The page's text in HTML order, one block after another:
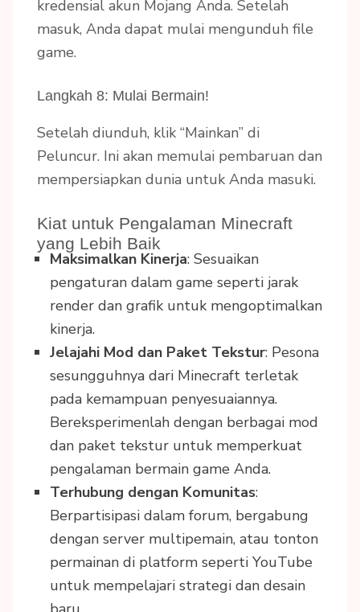
kredensial akun Mojang Anda. Setelah
masuk, Anda dapat mulai mengunduh file
game.
Langkah 8: Mulai Bermain!
Setelah diunduh, klik “Mainkan” di
Peluncur. Ini akan memulai pembaruan dan
mempersiapkan dunia untuk Anda masuki.
Kiat untuk Pengalaman Minecraft
yang Lebih Baik
Maksimalkan Kinerja: Sesuaikan
pengaturan dalam game seperti jarak
render dan grafik untuk mengoptimalkan
kinerja.
Jelajahi Mod dan Paket Tekstur: Pesona
sesungguhnya dari Minecraft terletak
pada kemampuan penyesuaiannya.
Bereksperimenlah dengan berbagai mod
dan paket tekstur untuk memperkuat
pengalaman bermain game Anda.
Terhubung dengan Komunitas:
Berpartisipasi dalam forum, bergabung
dengan server multipemain, atau tonton
permainan di platform seperti YouTube
untuk mempelajari strategi dan desain